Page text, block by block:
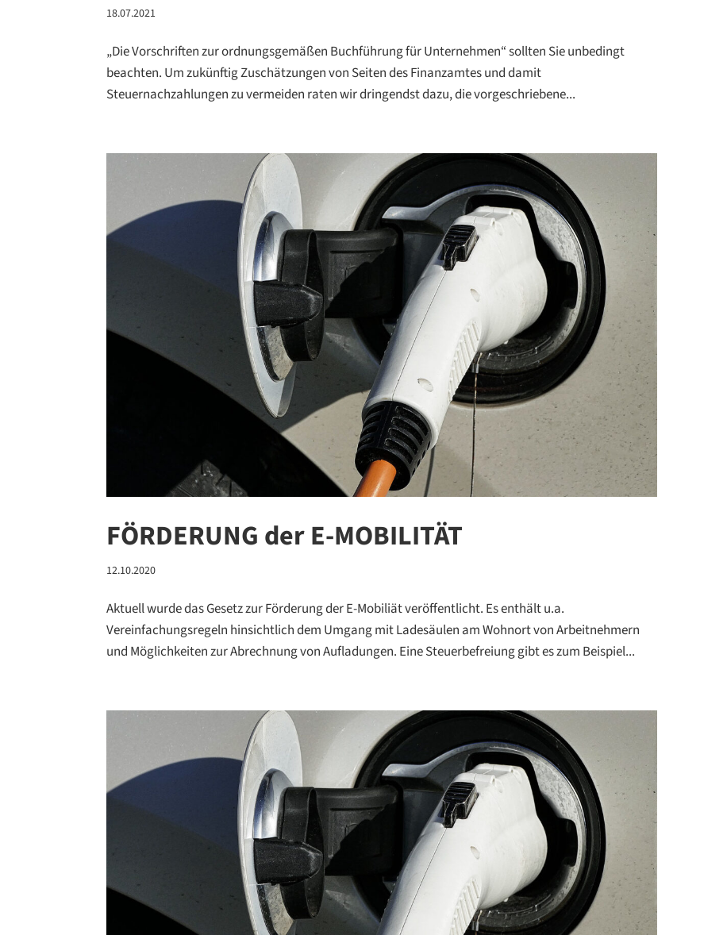
18.07.2021
„Die Vorschriften zur ordnungsgemäßen Buchführung für Unternehmen“ sollten Sie unbedingt
beachten. Um zukünftig Zuschätzungen von Seiten des Finanzamtes und damit
Steuernachzahlungen zu vermeiden raten wir dringendst dazu, die vorgeschriebene...
FÖRDERUNG der E-MOBILITÄT
12.10.2020
Aktuell wurde das Gesetz zur Förderung der E-Mobiliät veröffentlicht. Es enthält u.a.
Vereinfachungsregeln hinsichtlich dem Umgang mit Ladesäulen am Wohnort von Arbeitnehmern
und Möglichkeiten zur Abrechnung von Aufladungen.⁠ Eine Steuerbefreiung gibt es zum Beispiel...